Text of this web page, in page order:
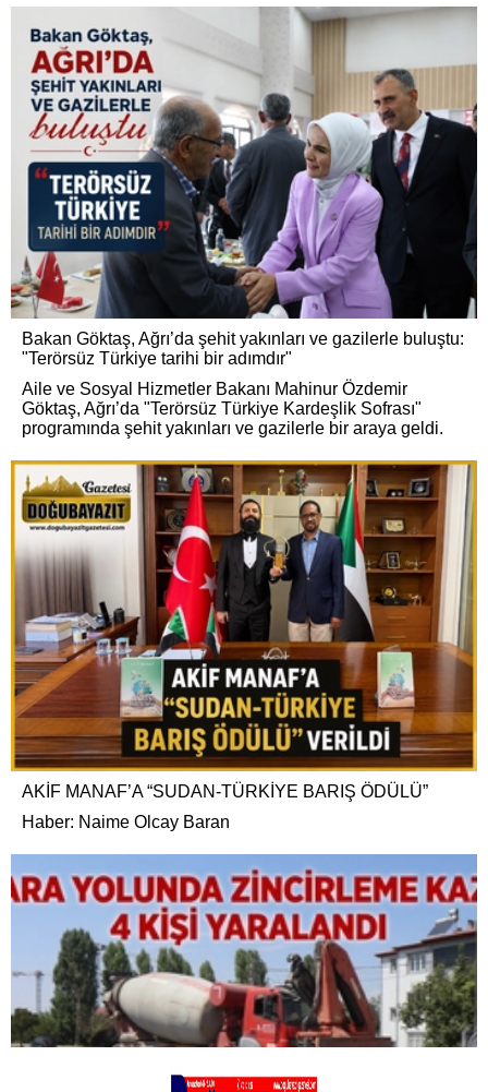
Bakan Göktaş, Ağrı’da şehit yakınları ve gazilerle buluştu:
"Terörsüz Türkiye tarihi bir adımdır"
Aile ve Sosyal Hizmetler Bakanı Mahinur Özdemir
Göktaş, Ağrı’da "Terörsüz Türkiye Kardeşlik Sofrası"
programında şehit yakınları ve gazilerle bir araya geldi.
AKİF MANAF’A “SUDAN-TÜRKİYE BARIŞ ÖDÜLÜ”
Haber: Naime Olcay Baran